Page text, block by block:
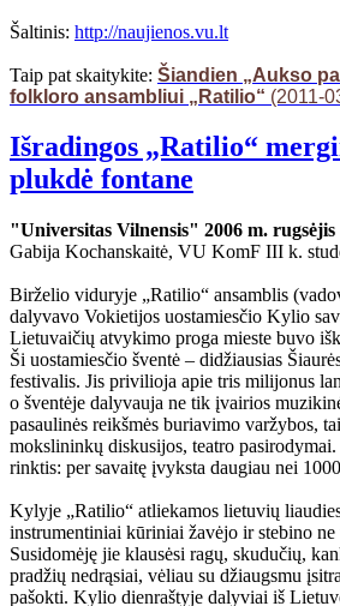
Šaltinis: http://naujienos.vu.lt
Taip pat skaitykite: Šiandien „Aukso
folkloro ansambliui „Ratilio“ (2011-
Išradingos „Ratilio“
plukdė fontane
"Universitas Vilnensis" 2006 m. rugsėjis
Gabija Kochanskaitė, VU KomF III k.
Birželio viduryje „Ratilio“ ansamblis
dalyvavo Vokietijos uostamiesčio Kylio
Lietuvaičių atvykimo proga mieste buvo
Ši uostamiesčio šventė – didžiausias
festivalis. Jis privilioja apie tris milijonus
o šventėje dalyvauja ne tik įvairios
pasaulinės reikšmės buriavimo varžybos,
mokslininkų diskusijos, teatro
rinktis: per savaitę įvyksta daugiau nei
Kylyje „Ratilio“ atliekamos lietuvių
instrumentiniai kūriniai žavėjo ir stebino ne
Susidomėję jie klausėsi ragų, skudučių,
pradžių nedrąsiai, vėliau su džiaugsmu
pašokti. Kylio dienraštyje dalyviai iš